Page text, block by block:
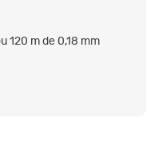
120 m de 0,18 mm